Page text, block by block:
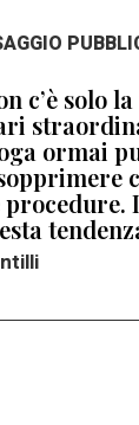
c’è solo
ormai
procedure.